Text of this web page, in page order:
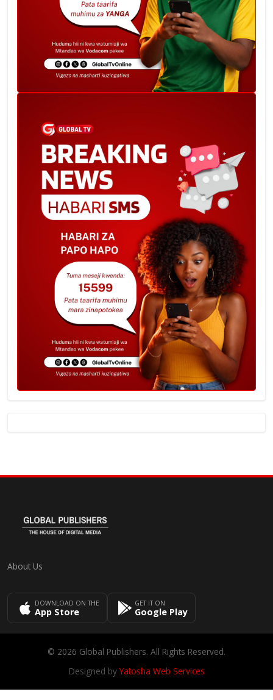
About Us
DOWNLOAD ON THE
App Store
GET IT ON
Google Play
© 2026 Global Publishers. All Rights Reserved.
Designed byYatosha Web Services